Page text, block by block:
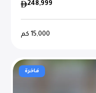
248,999
15,000 كم
فاخرة